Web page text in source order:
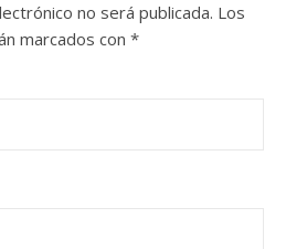
no será publicada. Los
marcados con *